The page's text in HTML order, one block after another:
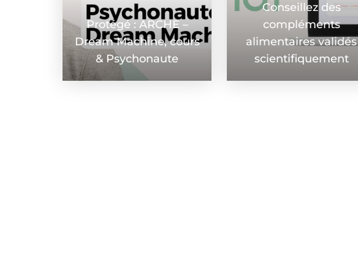
Protégé : ARCHE –
Dream Machine, cours
& Psychonaute
Conseillez des
compléments
alimentaires validés
scientifiquement